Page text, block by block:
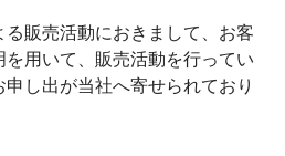
販売活動におきまして、お客
用いて、販売活動を行ってい
し出が当社へ寄せられており